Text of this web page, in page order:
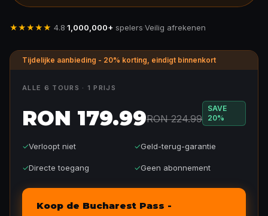
★★★★★ 4.8·1,000,000+ spelers·Veilig afrekenen
Tijdelijke aanbieding - 20% korting, eindigt binnenkort
ALLE 6 TOURS · 1 PRIJS
RON 179.99RON 224.99
SAVE
20%
✓Verloopt niet ✓Geld-terug-garantie
✓Directe toegang ✓Geen abonnement
Koop de Bucharest Pass -